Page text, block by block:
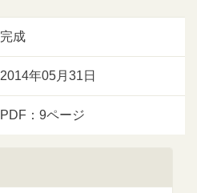
完成
2014年05月31日
PDF：9ページ